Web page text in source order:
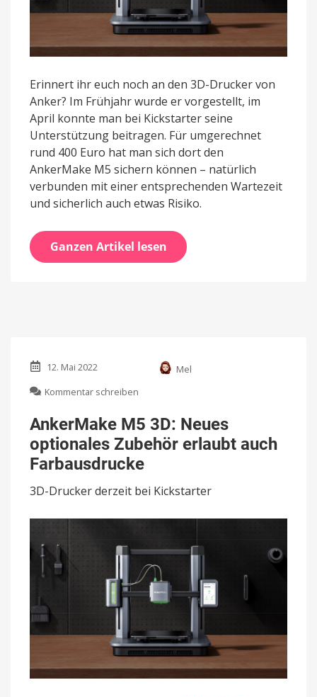
Erinnert ihr euch noch an den 3D-Drucker von
Anker? Im Frühjahr wurde er vorgestellt, im
April konnte man bei Kickstarter seine
Unterstützung beitragen. Für umgerechnet
rund 400 Euro hat man sich dort den
AnkerMake M5 sichern können – natürlich
verbunden mit einer entsprechenden Wartezeit
und sicherlich auch etwas Risiko.
Ganzen Artikel lesen
12. Mai 2022
Mel
Kommentar schreiben
M5
3D:
Neues
optionales
Zubehör
erlaubt
auch
AnkerMake M5 3D: Neues
optionales Zubehör erlaubt auch
Farbausdrucke
3D-Drucker derzeit bei Kickstarter